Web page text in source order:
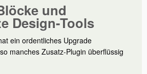
und
Design-Tools
ein ordentliches Upgrade
manches Zusatz-Plugin überflüssig